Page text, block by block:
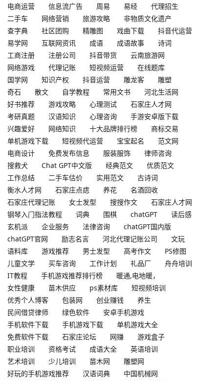
电商运营 信息流广告 周易 易经
代理招生
二手车
网络营销 旅游攻略
非物质文化遗产
查字典
社区团购 精雕图 戏曲下载
抖音代运营
易学网
互联网资讯 成语 成语故事
诗词
工商注册
注册公司 抖音带货
云南旅游网
网络游戏
代理记账 短视频运营
在线题库
国学网
知识产权 抖音运营 雕龙客
雕塑
奇石
散文 自学教程 常用文书
河北生活网
好书推荐
游戏攻略 心理测试
石家庄人才网
考研真题
汉语知识 心理咨询
手游安卓版下载
兴趣爱好
网络知识 十大品牌排行榜
商标交易
单机游戏下载
短视频代运营 宝宝起名
范文网
电商设计
免费发布信息 服装服饰
律师咨询
搜救犬
Chat GPT中文版 经典范文
优质范文
工作总结
二手车估价 实用范文
古诗词
衡水人才网
石家庄点痣 养花
名酒回收
石家庄代理记账
女士发型 搜搜作文
石家庄人才网
钢琴入门指法教程
词典 围棋 chatGPT
读后感
玄机派
企业服务 法律咨询
chatGPT国内版
chatGPT官网
励志名言 河北代理记账公司
文玩
语料库
游戏推荐 男士发型 高考作文
PS修图
儿童文学
买车咨询 工作计划 礼品厂
舟舟培训
IT教程
手机游戏推荐排行榜
暖通,电地暖，
女性健康
苗木供应 ps素材库
短视频培训
优秀个人博客
包装网 创业赚钱
养生
民间借贷律师
绿色软件
安卓手机游戏
手机软件下载
手机游戏下载
单机游戏大全
免费软件下载
石家庄论坛 网赚
游戏盒子
职业培训
资格考试 成语大全
英语培训
艺术培训
少儿培训 苗木网
雕塑网
好玩的手机游戏推荐
汉语词典
中国机械网